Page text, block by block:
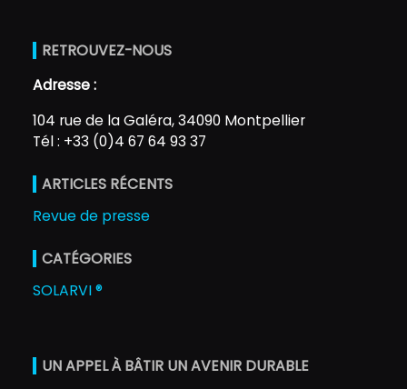
RETROUVEZ-NOUS
Adresse :
104 rue de la Galéra, 34090 Montpellier
Tél : +33 (0)4 67 64 93 37
ARTICLES RÉCENTS
Revue de presse
CATÉGORIES
SOLARVI ®
UN APPEL À BÂTIR UN AVENIR DURABLE